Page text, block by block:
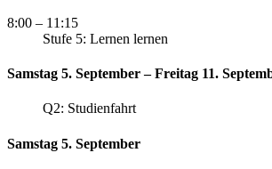
8:00 – 11:15
Stufe 5: Lernen lernen
Samstag 5. September – Freitag 11.
Q2: Studienfahrt
Samstag 5. September